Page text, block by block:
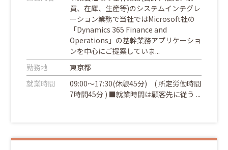
買、在庫、生産等)のシステムインテグレ
ーション業務で当社ではMicrosoft社の
「Dynamics 365 Finance and
Operations」の基幹業務アプリケーショ
ンを中心にご提案していま...
勤務地
東京都
就業時間
09:00～17:30(休憩45分) ( 所定労働時間
7時間45分 ) ■就業時間は顧客先に従う ...